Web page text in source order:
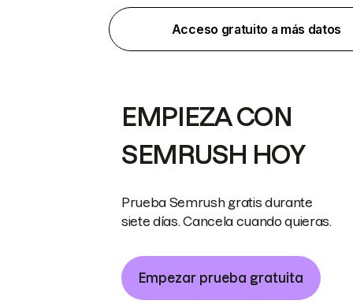
Acceso gratuito a más datos
EMPIEZA CON
SEMRUSH HOY
Prueba Semrush gratis durante
siete días. Cancela cuando quieras.
Empezar prueba gratuita